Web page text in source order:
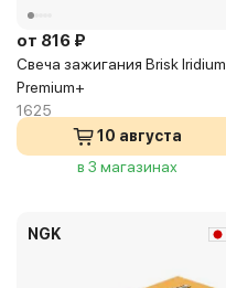
от 816 ₽
Свеча зажигания Brisk Iridium
Premium+
1625
10 августа
в 3 магазинах
NGK